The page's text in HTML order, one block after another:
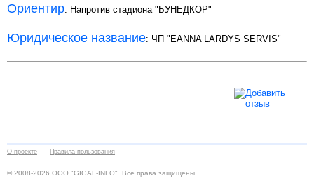
Ориентир: Напротив стадиона "БУНЕДКОР"
Юридическое название: ЧП "EANNA LARDYS SERVIS"
О проекте Правила пользования
© 2008-2026 ООО "GIGAL-INFO". Все права защищены.